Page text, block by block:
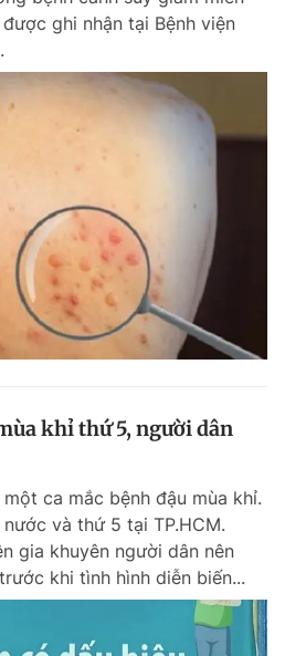
ghi nhận tại Bệnh viện
khỉ thứ 5, người dân
ca mắc bệnh đậu mùa khỉ.
và thứ 5 tại TP.HCM.
gia khuyên người dân nên
khi tình hình diễn biến...